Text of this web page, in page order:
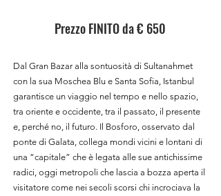
Prezzo FINITO da € 650
Dal Gran Bazar alla sontuosità di Sultanahmet
con la sua Moschea Blu e Santa Sofia, Istanbul
garantisce un viaggio nel tempo e nello spazio,
tra oriente e occidente, tra il passato, il presente
e, perché no, il futuro. Il Bosforo, osservato dal
ponte di Galata, collega mondi vicini e lontani di
una “capitale” che è legata alle sue antichissime
radici, oggi metropoli che lascia a bozza aperta il
visitatore come nei secoli scorsi chi incrociava la